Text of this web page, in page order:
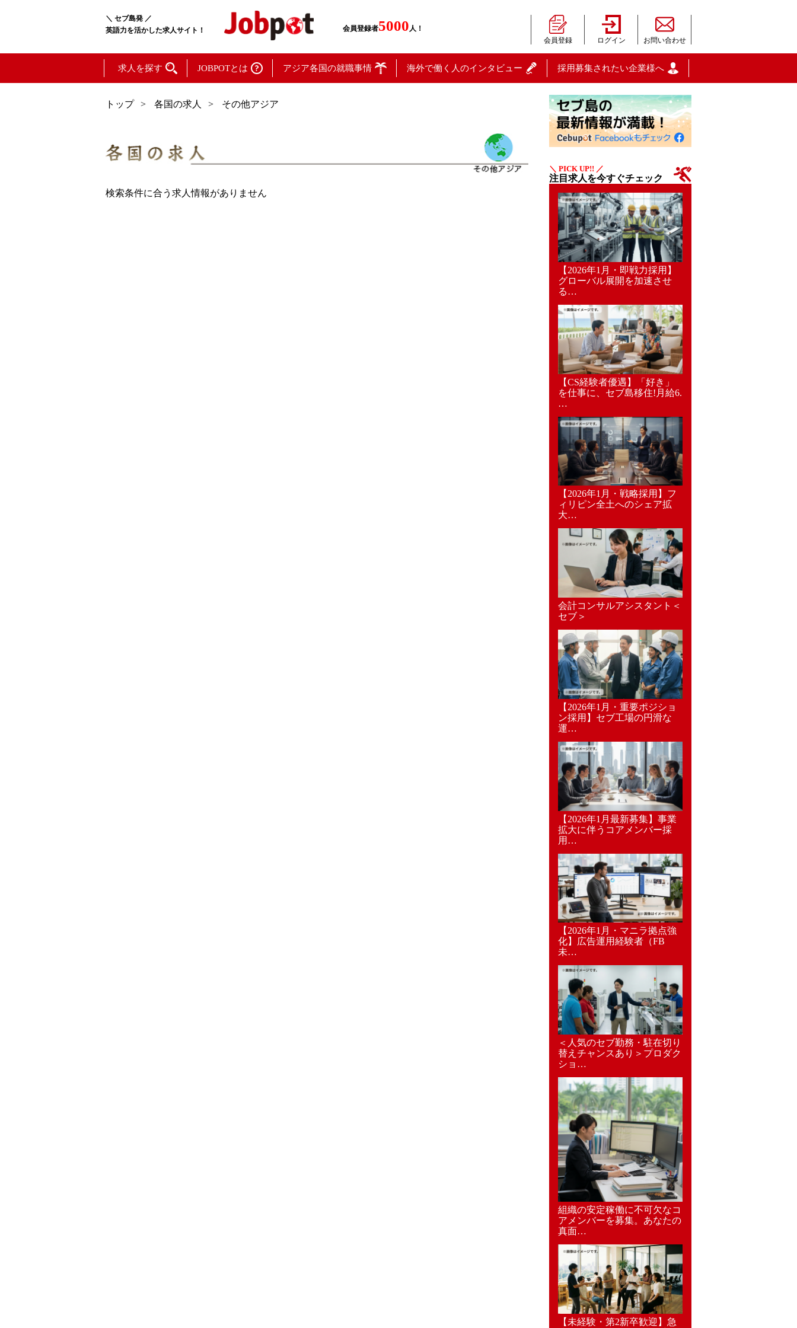
＼ セブ島発 ／
英語力を活かした求人サイト！
会員登録者5000人！
会員登録
ログイン お問い合わせ
求人を探す JOBPOTとは アジア各国の就職事情 海外で働く人のインタビュー 採用募集されたい企業様へ
トップ 各国の求人 その他アジア
検索条件に合う求人情報がありません
＼ PICK UP!! ／
注目求人を今すぐチェック
【2026年1月・即戦力採用】
グローバル展開を加速させ
る…
【CS経験者優遇】「好き」
を仕事に、セブ島移住!月給6.
…
【2026年1月・戦略採用】フ
ィリピン全土へのシェア拡
大…
会計コンサルアシスタント＜
セブ＞
【2026年1月・重要ポジショ
ン採用】セブ工場の円滑な
運…
【2026年1月最新募集】事業
拡大に伴うコアメンバー採
用…
【2026年1月・マニラ拠点強
化】広告運用経験者（FB
未…
＜人気のセブ勤務・駐在切り
替えチャンスあり＞プロダク
ショ…
組織の安定稼働に不可欠なコ
アメンバーを募集。あなたの
真面…
【未経験・第2新卒歓迎】急